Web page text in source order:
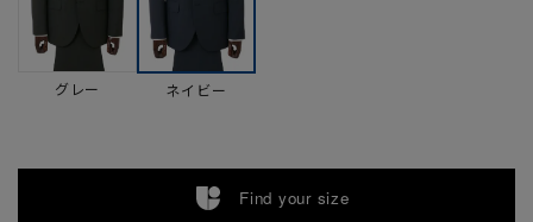
グレー ネイビー
Find your size